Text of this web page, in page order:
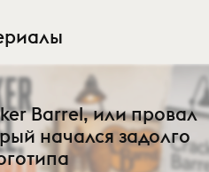
Barrel, или провал
начался задолго